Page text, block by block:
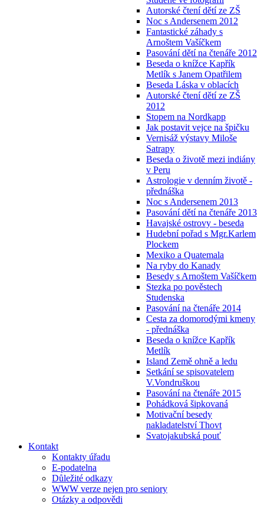
Autorské čtení dětí ze ZŠ
Noc s Andersenem 2012
Fantastické záhady s
Arnoštem Vašíčkem
Pasování dětí na čtenáře 2012
Beseda o knížce Kapřík
Metlík s Janem Opatřilem
Beseda Láska v oblacích
Autorské čtení dětí ze ZŠ
2012
Stopem na Nordkapp
Jak postavit vejce na špičku
Vernisáž výstavy Miloše
Satrapy
Beseda o životě mezi indiány
v Peru
Astrologie v denním životě -
přednáška
Noc s Andersenem 2013
Pasování dětí na čtenáře 2013
Havajské ostrovy - beseda
Hudební pořad s Mgr.Karlem
Plockem
Mexiko a Quatemala
Na ryby do Kanady
Besedy s Arnoštem Vašíčkem
Stezka po pověstech
Studenska
Pasování na čtenáře 2014
Cesta za domorodými kmeny
- přednáška
Beseda o knížce Kapřík
Metlík
Island Země ohně a ledu
Setkání se spisovatelem
V.Vondruškou
Pasování na čtenáře 2015
Pohádková šipkovaná
Motivační besedy
nakladatelství Thovt
Svatojakubská pouť
Kontakt
Kontakty úřadu
E-podatelna
Důležité odkazy
WWW verze nejen pro seniory
Otázky a odpovědi